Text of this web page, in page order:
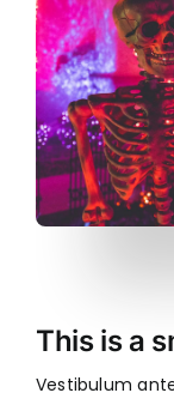
This is a
Vestibulum